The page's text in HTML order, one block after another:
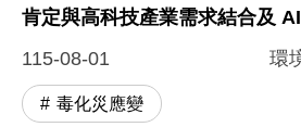
肯定與高科技產業需求結合及
115-08-01
環
毒化災應變